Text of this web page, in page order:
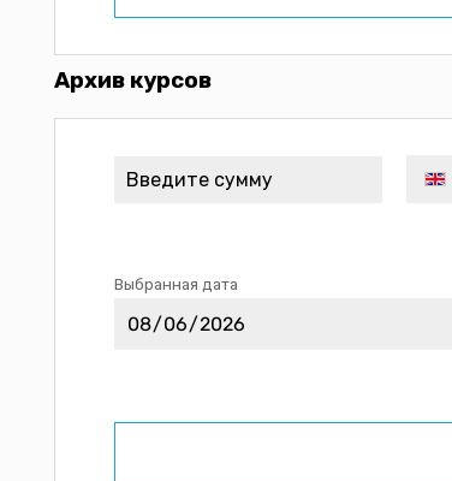
Архив курсов
Выбранная дата